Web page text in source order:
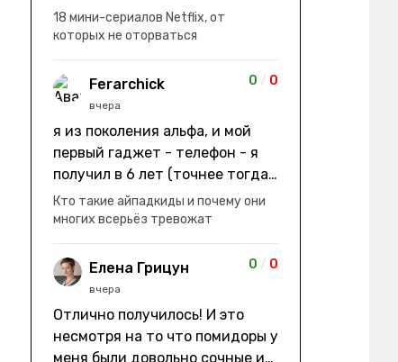
заработки" не на заработки -
она иммигрирует с семьей и не
в США, а в Канаду "заниматься
сексом ради удовольствия, а
не для зачатия" - героиня уже
ее побега из общины. не в
первый раз замечаю такие
косяки. с ИИ пишете? :)
18 мини-сериалов Netflix, от
которых не оторваться
Ferarchick
вчера
0 / 0
я из поколения альфа, и мой
первый гаджет - телефон - я
получил в 6 лет (точнее тогда
мне уже было почти 7), потом
его отобрали и я просто
смотрел телик, потом мне
подарили ноутбук, который у
меня до сих пор. ну а в этом
уже другую модель т.к та была
старая и пароль я от него
Кто такие айпадкиды и почему они
многих всерьёз тревожат
Елена Грицун
вчера
0 / 0
Отлично получилось! И это
несмотря на то что помидоры у
меня были довольно сочные и